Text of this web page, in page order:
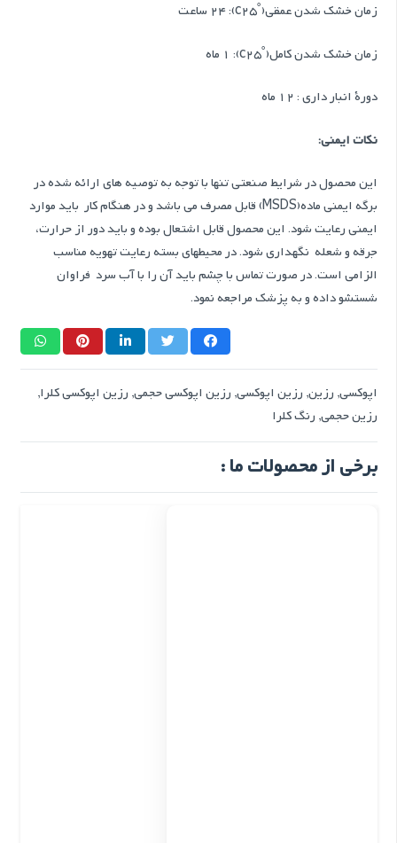
زمان خشك شدن عمقی(˚c25): 24 ساعت
زمان خشك شدن کامل(˚c25): 1 ماه
دورۀ انبار داري : 12 ماه
نکات ایمنی:
اين محصول در شرايط صنعتی تنها با توجه به توصيه های ارائه شده در
برگه ايمنی ماده(MSDS) قابل مصرف می باشد و در هنگام کار باید موارد
ايمنی رعايت شود. اين محصول قابل اشتعال بوده و بايد دور از حرارت،
جرقه و شعله نگهداری شود. در محيطهاي بسته رعايت تهويه مناسب
الزامي است. در صورت تماس با چشم باید آن را با آب سرد فراوان
شستشو داده و به پزشك مراجعه نمود.
اپوکسی, رزین, رزین اپوکسی, رزین اپوکسی حجمی, رزین اپوکسی کلرا,
رزین حجمی, رنگ کلرا
برخی از محصولات ما :